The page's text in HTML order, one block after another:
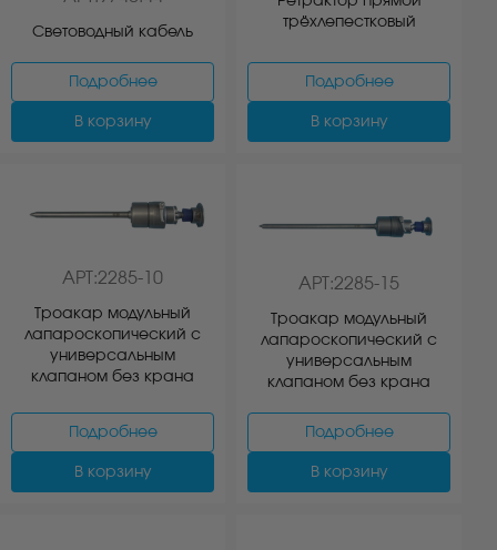
Световодный кабель
Подробнее
В корзину
трёхлепестковый
Подробнее
В корзину
АРТ:2285-10
Троакар модульный
лапароскопический с
универсальным
клапаном без крана
Подробнее
В корзину
АРТ:2285-15
Троакар модульный
лапароскопический с
универсальным
клапаном без крана
Подробнее
В корзину